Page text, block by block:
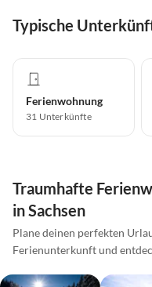
Typische
Ferienwohnung
31 Unterkünfte
Traumhafte
in Sachsen
Plane deinen perfekten
Ferienunterkunft und